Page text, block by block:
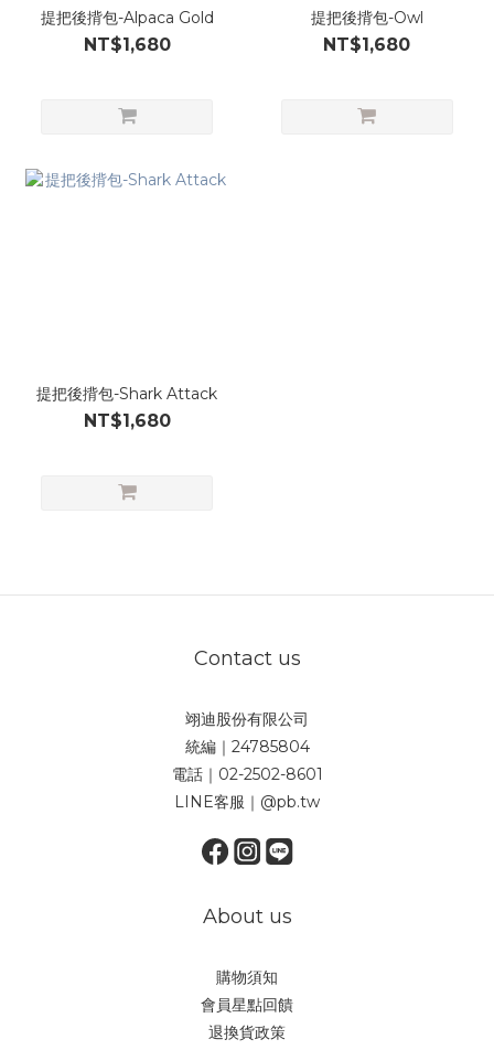
提把後揹包-Alpaca Gold
NT$1,680
提把後揹包-Owl
NT$1,680
提把後揹包-Shark Attack
NT$1,680
Contact us
翊迪股份有限公司
統編｜24785804
電話｜02-2502-8601
LINE客服｜@pb.tw
About us
購物須知
會員星點回饋
退換貨政策